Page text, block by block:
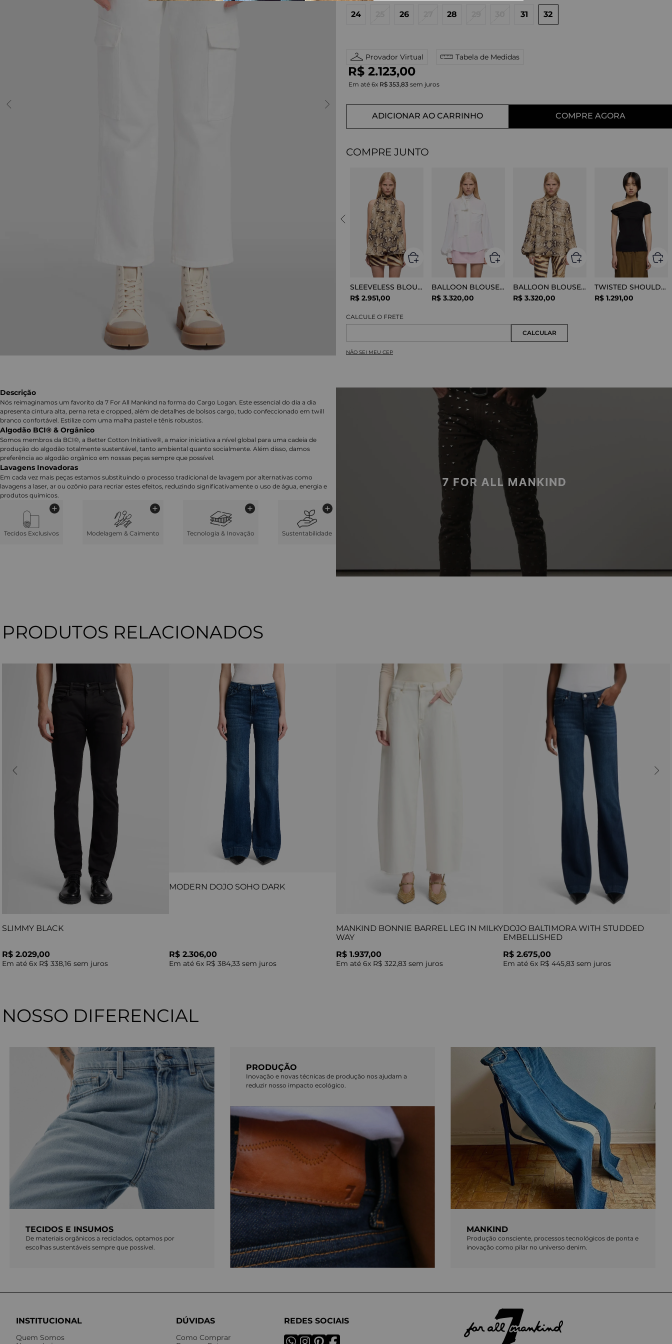
24 26 28 31 32
Provador Virtual Tabela de Medidas
R$ 2.123,00
Em até 6x R$ 353,83 sem juros
ADICIONAR AO CARRINHO COMPRE AGORA
COMPRE JUNTO
SLEEVELESS BLOUSE VISCOSE SNAKE
R$ 2.951,00
BALLOON BLOUSE SILK OPTICAL WHITE
R$ 3.320,00
BALLOON BLOUSE VISCOSE SNAKE
R$ 3.320,00
TWISTED SHOULDER TEE LYOCELL BLACK
R$ 1.291,00
NÃO SEI MEU CEP
Descrição
Nós reimaginamos um favorito da 7 For All Mankind na forma do Cargo Logan. Este essencial do dia a dia
apresenta cintura alta, perna reta e cropped, além de detalhes de bolsos cargo, tudo confeccionado em twill
branco confortável. Estilize com uma malha pastel e tênis robustos.
Algodão BCI® & Orgânico
Somos membros da BCI®, a Better Cotton Initiative®, a maior iniciativa a nível global para uma cadeia de
produção do algodão totalmente sustentável, tanto ambiental quanto socialmente. Além disso, damos
preferência ao algodão orgânico em nossas peças sempre que possível.
Lavagens Inovadoras
Em cada vez mais peças estamos substituindo o processo tradicional de lavagem por alternativas como
lavagens a laser, ar ou ozônio para recriar estes efeitos, reduzindo significativamente o uso de água, energia e
produtos químicos.
Tecidos Exclusivos Modelagem & Caimento Tecnologia & Inovação Sustentabilidade
PRODUTOS RELACIONADOS
SLIMMY BLACK
R$ 2.029,00
Em até 6x R$ 338,16 sem juros
MODERN DOJO SOHO DARK
R$ 2.306,00
Em até 6x R$ 384,33 sem juros
MANKIND BONNIE BARREL LEG IN MILKY
WAY
R$ 1.937,00
Em até 6x R$ 322,83 sem juros
DOJO BALTIMORA WITH STUDDED
EMBELLISHED
R$ 2.675,00
Em até 6x R$ 445,83 sem juros
NOSSO DIFERENCIAL
TECIDOS E INSUMOS
De materiais orgânicos a reciclados, optamos por
escolhas sustentáveis sempre que possível.
PRODUÇÃO
Inovação e novas técnicas de produção nos ajudam a
reduzir nosso impacto ecológico.
MANKIND
Produção consciente, processos tecnológicos de ponta e
inovação como pilar no universo denim.
INSTITUCIONAL
Quem Somos
DÚVIDAS
Como Comprar
REDES SOCIAIS